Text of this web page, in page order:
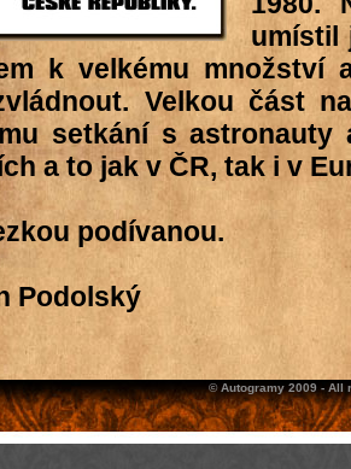
umístil
k velkému množství
Velkou část
setkání s
a to jak v ČR, tak i v
podívanou.
Podolský
© Autogramy 2009 -